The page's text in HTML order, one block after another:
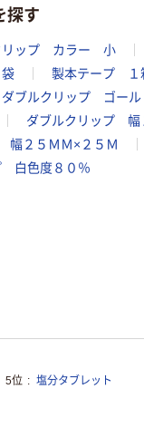
探す
リップ カラー 小
製本テープ １
ダブルクリップ ゴール
ダブルクリップ 幅
２５ＭＭ×２５Ｍ
白色度８０％
5位 塩分タブレット